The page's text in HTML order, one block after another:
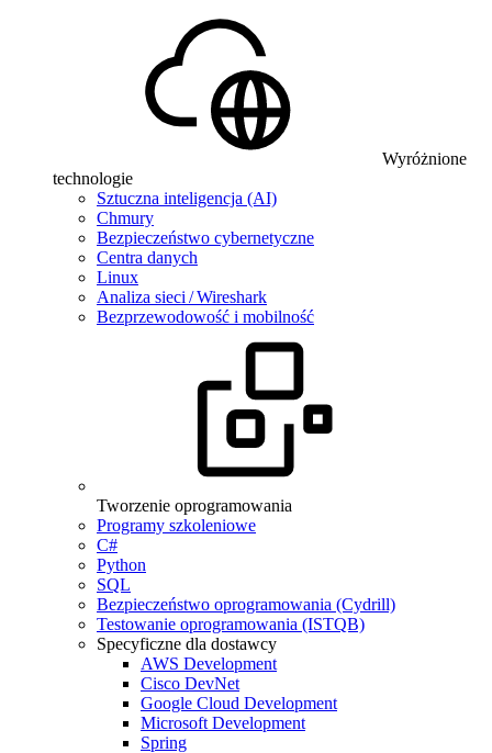
Wyróżnione
technologie
Sztuczna inteligencja (AI)
Chmury
Bezpieczeństwo cybernetyczne
Centra danych
Linux
Analiza sieci / Wireshark
Bezprzewodowość i mobilność
Tworzenie oprogramowania
Programy szkoleniowe
C#
Python
SQL
Bezpieczeństwo oprogramowania (Cydrill)
Testowanie oprogramowania (ISTQB)
Specyficzne dla dostawcy
AWS Development
Cisco DevNet
Google Cloud Development
Microsoft Development
Spring